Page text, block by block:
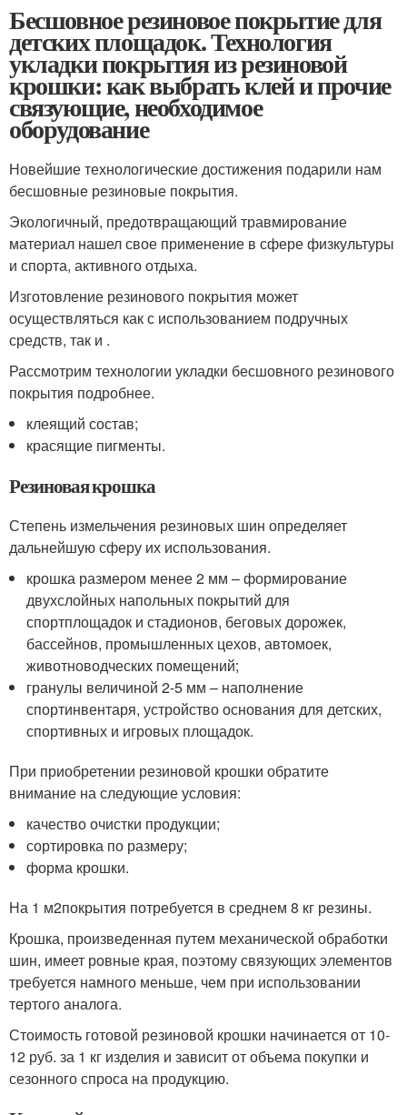
Бесшовное резиновое покрытие для
детских площадок. Технология
укладки покрытия из резиновой
крошки: как выбрать клей и прочие
связующие, необходимое
оборудование
Новейшие технологические достижения подарили нам
бесшовные резиновые покрытия.
Экологичный, предотвращающий травмирование
материал нашел свое применение в сфере физкультуры
и спорта, активного отдыха.
Изготовление резинового покрытия может
осуществляться как с использованием подручных
средств, так и .
Рассмотрим технологии укладки бесшовного резинового
покрытия подробнее.
клеящий состав;
красящие пигменты.
Резиновая крошка
Степень измельчения резиновых шин определяет
дальнейшую сферу их использования.
крошка размером менее 2 мм – формирование
двухслойных напольных покрытий для
спортплощадок и стадионов, беговых дорожек,
бассейнов, промышленных цехов, автомоек,
животноводческих помещений;
гранулы величиной 2-5 мм – наполнение
спортинвентаря, устройство основания для детских,
спортивных и игровых площадок.
При приобретении резиновой крошки обратите
внимание на следующие условия:
качество очистки продукции;
сортировка по размеру;
форма крошки.
На 1 м2покрытия потребуется в среднем 8 кг резины.
Крошка, произведенная путем механической обработки
шин, имеет ровные края, поэтому связующих элементов
требуется намного меньше, чем при использовании
тертого аналога.
Стоимость готовой резиновой крошки начинается от 10-
12 руб. за 1 кг изделия и зависит от объема покупки и
сезонного спроса на продукцию.